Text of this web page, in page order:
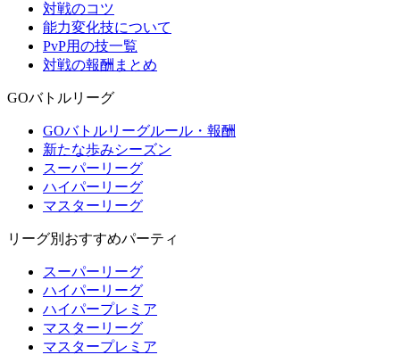
対戦のコツ
能力変化技について
PvP用の技一覧
対戦の報酬まとめ
GOバトルリーグ
GOバトルリーグルール・報酬
新たな歩みシーズン
スーパーリーグ
ハイパーリーグ
マスターリーグ
リーグ別おすすめパーティ
スーパーリーグ
ハイパーリーグ
ハイパープレミア
マスターリーグ
マスタープレミア